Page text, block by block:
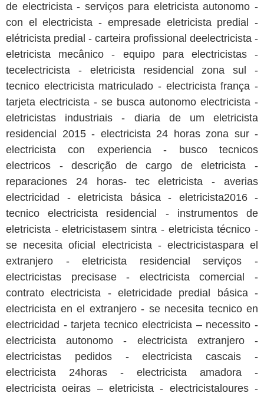
de electricista - serviços para eletricista autonomo -
con el electricista - empresade eletricista predial -
elétricista predial - carteira profissional deelectricista -
eletricista mecânico - equipo para electricistas -
tecelectricista - eletricista residencial zona sul -
tecnico electricista matriculado - electricista frança -
tarjeta electricista - se busca autonomo electricista -
eletricistas industriais - diaria de um eletricista
residencial 2015 - electricista 24 horas zona sur -
electricista con experiencia - busco tecnicos
electricos - descrição de cargo de eletricista -
reparaciones 24 horas- tec eletricista - averias
electricidad - eletricista básica - eletricista2016 -
tecnico electricista residencial - instrumentos de
eletricista - eletricistasem sintra - eletricista técnico -
se necesita oficial electricista - electricistaspara el
extranjero - eletricista residencial serviços -
electricistas precisase - electricista comercial -
contrato electricista - eletricidade predial básica -
electricista en el extranjero - se necesita tecnico en
electricidad - tarjeta tecnico electricista – necessito -
electricista autonomo - electricista extranjero -
electricistas pedidos - electricista cascais -
electricista 24horas - electricista amadora -
electricista oeiras – eletricista - electricistaloures -